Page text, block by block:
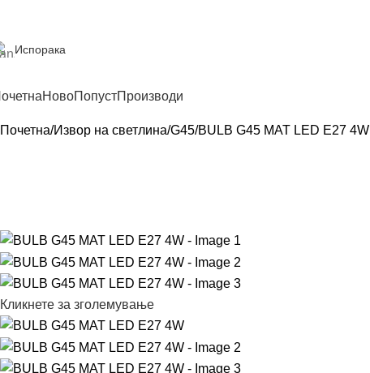
Испорака
НовоПопустПроизводи
Почетна Извор на светлина G45 BULB G45 MAT LED E27 4W
Кликнете за зголемување